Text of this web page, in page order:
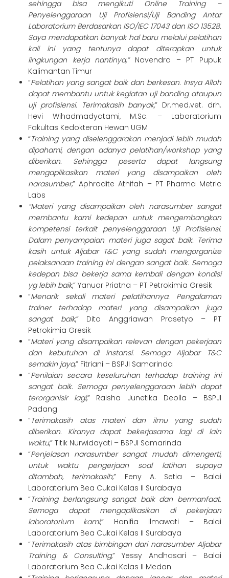
sehingga bisa mengikuti Online Training –
Penyelenggaraan Uji Profisiensi/Uji Banding Antar
Laboratorium Berdasarkan ISO/IEC 17043 dan ISO 13528.
Saya mendapatkan banyak hal baru melalui pelatihan
kali ini yang tentunya dapat diterapkan untuk
lingkungan kerja nantinya,” Novendra – PT Pupuk
Kalimantan Timur
“Pelatihan yang sangat baik dan berkesan. Insya Alloh
dapat membantu untuk kegiatan uji banding ataupun
uji profisiensi. Terimakasih banyak,” Dr.med.vet. drh.
Hevi Wihadmadyatami, M.Sc. – Laboratorium
Fakultas Kedokteran Hewan UGM
“Training yang diselenggarakan menjadi lebih mudah
dipahami, dengan adanya pelatihan/workshop yang
diberikan. Sehingga peserta dapat langsung
mengaplikasikan materi yang disampaikan oleh
narasumber,” Aphrodite Athifah – PT Pharma Metric
Labs
“Materi yang disampaikan oleh narasumber sangat
membantu kami kedepan untuk mengembangkan
kompetensi terkait penyelenggaraan Uji Profisiensi.
Dalam penyampaian materi juga sagat baik. Terima
kasih untuk Aljabar T&C yang sudah mengorganize
pelaksanaan training ini dengan sangat baik. Semoga
kedepan bisa bekerja sama kembali dengan kondisi
yg lebih baik,” Yanuar Priatna – PT Petrokimia Gresik
“Menarik sekali materi pelatihannya. Pengalaman
trainer terhadap materi yang disampaikan juga
sangat baik,” Dito Anggriawan Prasetyo – PT
Petrokimia Gresik
“Materi yang disampaikan relevan dengan pekerjaan
dan kebutuhan di instansi. Semoga Aljabar T&C
semakin jaya,” Fitriani – BSPJI Samarinda
“Penilaian secara keseluruhan terhadap training ini
sangat baik. Semoga penyelenggaraan lebih dapat
terorganisir lagi,” Raisha Junetika Deolla – BSPJI
Padang
“Terimakasih atas materi dan ilmu yang sudah
diberikan. Kiranya dapat bekerjasama lagi di lain
waktu,” Titik Nurwidayati – BSPJI Samarinda
“Penjelasan narasumber sangat mudah dimengerti,
untuk waktu pengerjaan soal latihan supaya
ditambah, terimakasih,” Feny A. Setia – Balai
Laboratorium Bea Cukai Kelas II Surabaya
“Training berlangsung sangat baik dan bermanfaat.
Semoga dapat mengaplikasikan di pekerjaan
laboratorium kami,” Hanifia Ilmawati – Balai
Laboratorium Bea Cukai Kelas II Surabaya
“Terimakasih atas bimbingan dari narasumber Aljabar
Training & Consulting,” Yessy Andhasari – Balai
Laboratorium Bea Cukai Kelas II Medan